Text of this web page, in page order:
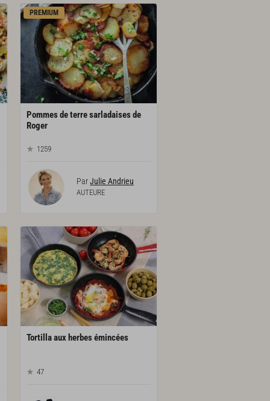
PREMIUM
Pommes de terre sarladaises de
Roger
1259
ParJulie Andrieu
AUTEURE
Tortillaaux herbesémincées
47